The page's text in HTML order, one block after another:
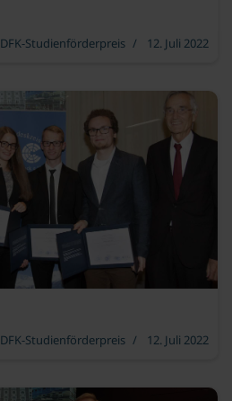
DFK-Studienförderpreis 12. Juli 2022
DFK-Studienförderpreis 12. Juli 2022